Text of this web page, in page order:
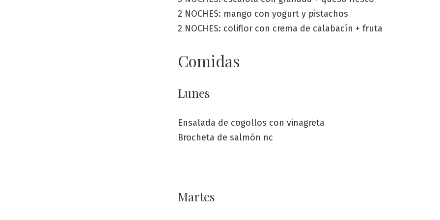
2 NOCHES: mango con yogurt y pistachos
2 NOCHES: coliflor con crema de calabacín + fruta
Comidas
Lunes
Ensalada de cogollos con vinagreta
Brocheta de salmón nc
Martes